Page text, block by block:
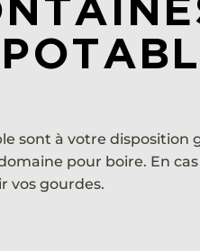
sont à votre
pour boire. En
vos gourdes.